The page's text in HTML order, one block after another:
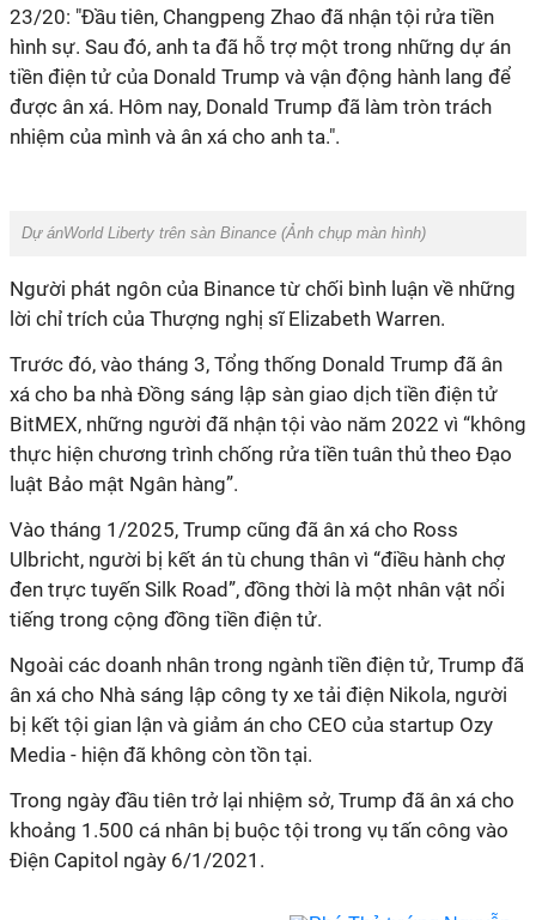
23/20: "Đầu tiên, Changpeng Zhao đã nhận tội rửa tiền
hình sự. Sau đó, anh ta đã hỗ trợ một trong những dự án
tiền điện tử của Donald Trump và vận động hành lang để
được ân xá. Hôm nay, Donald Trump đã làm tròn trách
nhiệm của mình và ân xá cho anh ta.".
Dự ánWorld Liberty trên sàn Binance (Ảnh chụp màn hình)
Người phát ngôn của Binance từ chối bình luận về những
lời chỉ trích của Thượng nghị sĩ Elizabeth Warren.
Trước đó, vào tháng 3, Tổng thống Donald Trump đã ân
xá cho ba nhà Đồng sáng lập sàn giao dịch tiền điện tử
BitMEX, những người đã nhận tội vào năm 2022 vì “không
thực hiện chương trình chống rửa tiền tuân thủ theo Đạo
luật Bảo mật Ngân hàng”.
Vào tháng 1/2025, Trump cũng đã ân xá cho Ross
Ulbricht, người bị kết án tù chung thân vì “điều hành chợ
đen trực tuyến Silk Road”, đồng thời là một nhân vật nổi
tiếng trong cộng đồng tiền điện tử.
Ngoài các doanh nhân trong ngành tiền điện tử, Trump đã
ân xá cho Nhà sáng lập công ty xe tải điện Nikola, người
bị kết tội gian lận và giảm án cho CEO của startup Ozy
Media - hiện đã không còn tồn tại.
Trong ngày đầu tiên trở lại nhiệm sở, Trump đã ân xá cho
khoảng 1.500 cá nhân bị buộc tội trong vụ tấn công vào
Điện Capitol ngày 6/1/2021.